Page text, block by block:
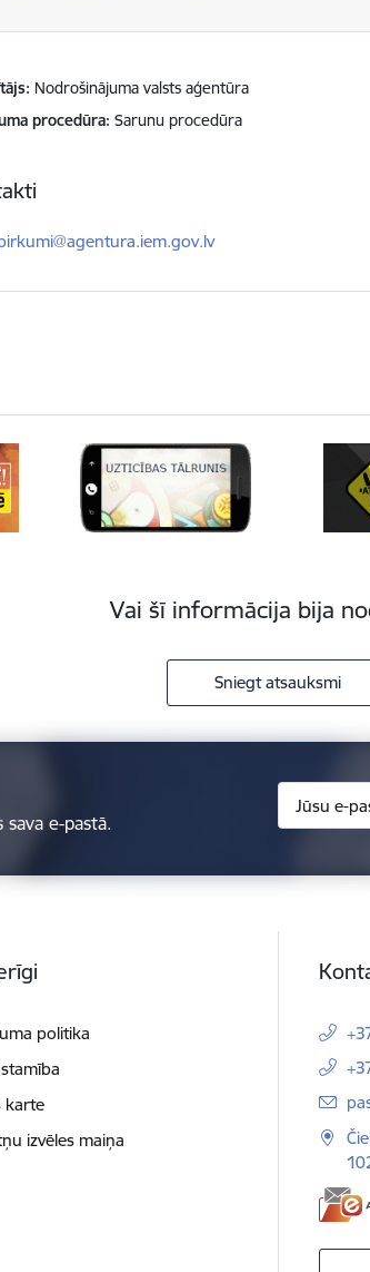
Nodrošinājuma valsts aģentūra
procedūra Sarunu procedūra
Vai šī informācija bija
Sniegt atsauksmi
e-pastā.
politika
karte
izvēles maiņa
E-